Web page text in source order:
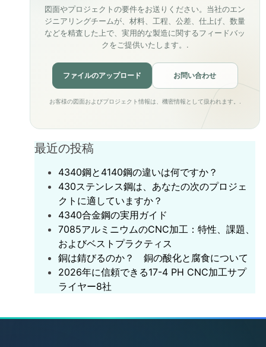
図面やプロジェクトの要件をお送りください。当社のエン
ジニアリングチームが、材料、工程、公差、仕上げ、数量
などを精査した上で、実用的な製造に関するフィードバッ
クをご提供いたします。.
ファイルのアップロード お問い合わせ
お客様の図面およびプロジェクト情報は、機密情報として扱われます。.
最近の投稿
4340鋼と4140鋼の違いは何ですか？
430ステンレス鋼は、あなたの次のプロジェ
クトに適していますか？
‌4340合金鋼の実用ガイド‌
7085アルミニウムのCNC加工：特性、課題、
およびベストプラクティス
銅は錆びるのか？ 銅の酸化と腐食について
2026年に信頼できる17-4 PH CNC加工サプ
ライヤー8社